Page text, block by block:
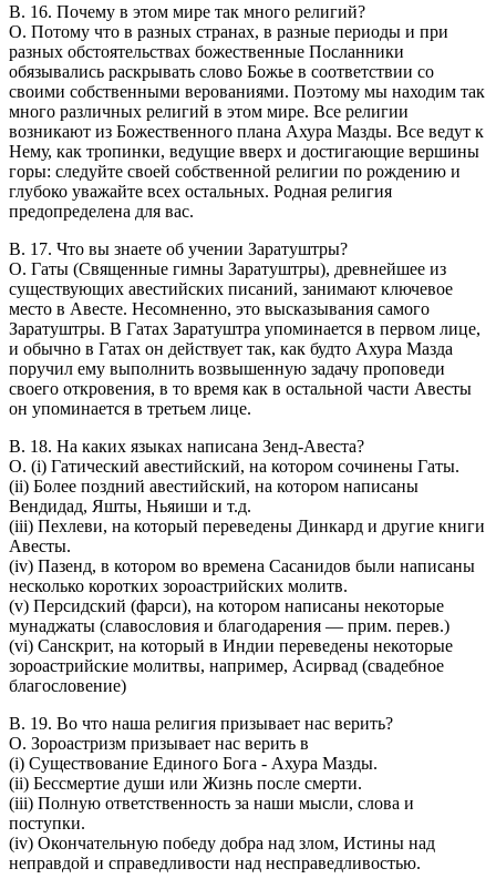
В. 16. Почему в этом мире так много религий?
О. Потому что в разных странах, в разные периоды и при
разных обстоятельствах божественные Посланники
обязывались раскрывать слово Божье в соответствии со
своими собственными верованиями. Поэтому мы находим так
много различных религий в этом мире. Все религии
возникают из Божественного плана Ахура Мазды. Все ведут к
Нему, как тропинки, ведущие вверх и достигающие вершины
горы: следуйте своей собственной религии по рождению и
глубоко уважайте всех остальных. Родная религия
предопределена для вас.
В. 17. Что вы знаете об учении Заратуштры?
О. Гаты (Священные гимны Заратуштры), древнейшее из
существующих авестийских писаний, занимают ключевое
место в Авесте. Несомненно, это высказывания самого
Заратуштры. В Гатах Заратуштра упоминается в первом лице,
и обычно в Гатах он действует так, как будто Ахура Мазда
поручил ему выполнить возвышенную задачу проповеди
своего откровения, в то время как в остальной части Авесты
он упоминается в третьем лице.
В. 18. На каких языках написана Зенд-Авеста?
О. (i) Гатический авестийский, на котором сочинены Гаты.
(ii) Более поздний авестийский, на котором написаны
Вендидад, Яшты, Ньяиши и т.д.
(iii) Пехлеви, на который переведены Динкард и другие книги
Авесты.
(iv) Пазенд, в котором во времена Сасанидов были написаны
несколько коротких зороастрийских молитв.
(v) Персидский (фарси), на котором написаны некоторые
мунаджаты (славословия и благодарения — прим. перев.)
(vi) Санскрит, на который в Индии переведены некоторые
зороастрийские молитвы, например, Асирвад (свадебное
благословение)
В. 19. Во что наша религия призывает нас верить?
О. Зороастризм призывает нас верить в
(i) Существование Единого Бога - Ахура Мазды.
(ii) Бессмертие души или Жизнь после смерти.
(iii) Полную ответственность за наши мысли, слова и
поступки.
(iv) Окончательную победу добра над злом, Истины над
неправдой и справедливости над несправедливостью.